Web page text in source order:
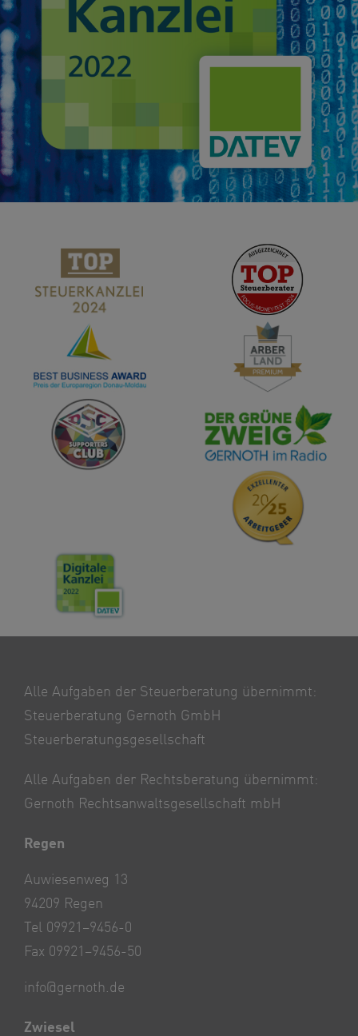
Alle Aufgaben der Steuerberatung übernimmt:
Steuerberatung Gernoth GmbH
Steuerberatungsgesellschaft
Alle Aufgaben der Rechtsberatung übernimmt:
Gernoth Rechtsanwaltsgesellschaft mbH
Regen
Auwiesenweg 13
94209 Regen
Tel 09921–9456-0
Fax 09921–9456-50
info@gernoth.de
Zwiesel